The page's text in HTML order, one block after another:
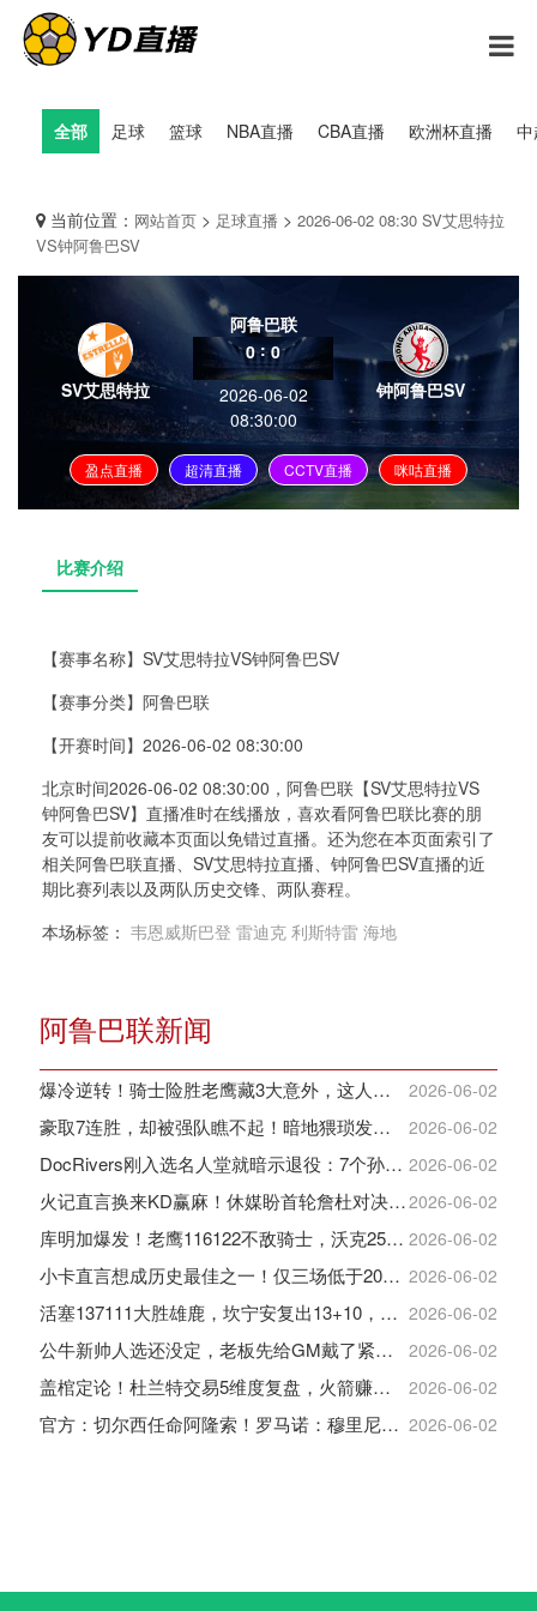
全部 足球 篮球 NBA直播 CBA直播 欧洲杯直播
当前位置： 网站首页 > 足球直播 > 2026-06-02 08:30 SV艾思特拉
VS钟阿鲁巴SV
SV艾思特拉
阿鲁巴联
0:0
2026-06-02
08:30:00
钟阿鲁巴SV
盈点直播 超清直播 CCTV直播 咪咕直播
比赛介绍
【赛事名称】 SV艾思特拉VS钟阿鲁巴SV
【赛事分类】 阿鲁巴联
【开赛时间】 2026-06-02 08:30:00
北京时间2026-06-02 08:30:00，阿鲁巴联【SV艾思特拉VS
钟阿鲁巴SV】直播准时在线播放，喜欢看阿鲁巴联比赛的朋
友可以提前收藏本页面以免错过直播。还为您在本页面索引了
相关阿鲁巴联直播、SV艾思特拉直播、钟阿鲁巴SV直播的近
期比赛列表以及两队历史交锋、两队赛程。
本场标签： 韦恩威斯巴登 雷迪克 利斯特雷 海地
阿鲁巴联新闻
爆冷逆转！骑士险胜老鹰藏3大意外，这人彻底沦为季后赛鸡肋 2026-06-02
豪取7连胜，却被强队瞧不起！暗地猥琐发育，雷霆卫冕的劲敌来了 2026-06-02
DocRivers刚入选名人堂就暗示退役：7个孙辈等不起了 2026-06-02
火记直言换来KD赢麻！休媒盼首轮詹杜对决：湖人内部生嫌隙利火箭2026-06-02
库明加爆发！老鹰116122不敌骑士，沃克25+4+2+2，约翰逊12+11+6 2026-06-02
小卡直言想成历史最佳之一！仅三场低于20+入巅峰保底最佳三阵 2026-06-02
活塞137111大胜雄鹿，坎宁安复出13+10，杜伦21分9板 2026-06-02
公牛新帅人选还没定，老板先给GM戴了紧箍咒 2026-06-02
盖棺定论！杜兰特交易5维度复盘，火箭赚大了，太阳只赢在未来 2026-06-02
官方：切尔西任命阿隆索！罗马诺：穆里尼奥对重返皇马感到激动！ 2026-06-02